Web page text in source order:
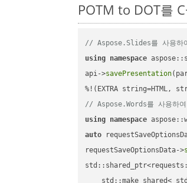
POTM to DOT를
// Aspose.Slides를 사용하
using namespace
api->savePresentation
// Aspose.Words를 사용하여
using namespace
auto
requestSaveOptionsData->
std::make_shared<